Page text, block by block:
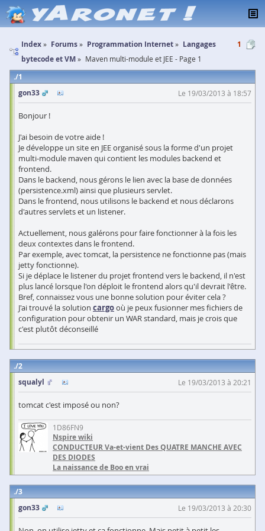
Index Forums Programmation Internet
Langages
bytecode et VM
Maven multi-module et JEE - Page 1
1
1
gon33
Le 19/03/2013 à 18:57
Bonjour !
J'ai besoin de votre aide !
Je développe un site en JEE organisé sous la forme d'un projet
multi-module maven qui contient les modules backend et
frontend.
Dans le backend, nous gérons le lien avec la base de données
(persistence.xml) ainsi que plusieurs servlet.
Dans le frontend, nous utilisons le backend et nous déclarons
d'autres servlets et un listener.
Actuellement, nous galérons pour faire fonctionner à la fois les
deux contextes dans le frontend.
Par exemple, avec tomcat, la persistence ne fonctionne pas (mais
jetty fonctionne).
Si je déplace le listener du projet frontend vers le backend, il n'est
plus lancé lorsque l'on déploit le frontend alors qu'il devrait l'être.
Bref, connaissez vous une bonne solution pour éviter cela ?
J'ai trouvé la solution cargooù je peux fusionner mes fichiers de
configuration pour obtenir un WAR standard, mais je crois que
c'est plutôt déconseillé
2
squalyl
Le 19/03/2013 à 20:21
tomcat c'est imposé ou non?
1D86FN9
Nspire wiki
CONDUCTEUR Va-et-vient Des QUATRE MANCHE AVEC
DES DIODES
La naissance de Boo en vrai
3
gon33
Le 19/03/2013 à 20:30